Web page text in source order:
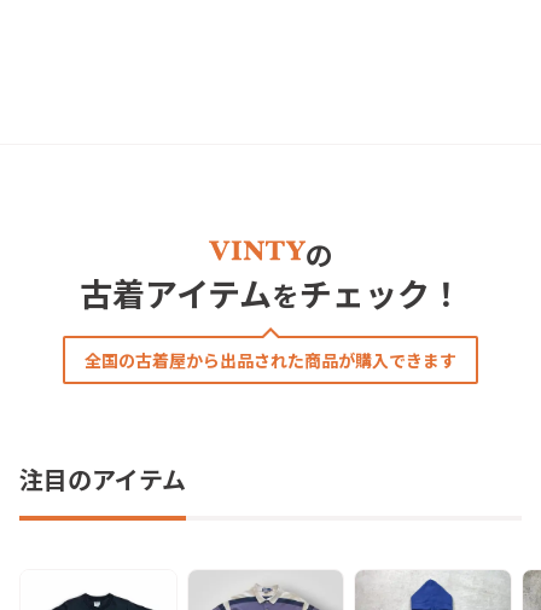
の
古着アイテムをチェック！
全国の古着屋から出品された商品が購入できます
注目のアイテム